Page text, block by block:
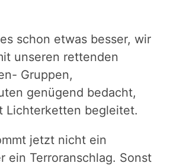
schon etwas besser, wir
unseren rettenden
Gruppen,
genügend bedacht,
Lichterketten begleitet.
jetzt nicht ein
ein Terroranschlag. Sonst